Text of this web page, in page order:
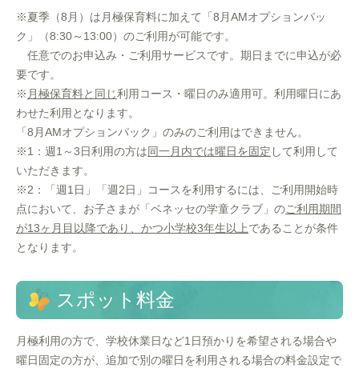
※夏季（8月）は月極保育料に加えて「8月AMオプションパッ
ク」（8:30～13:00）のご利用が可能です。
任意でのお申込み・ご利用サービスです。期日までに申込が必
要です。
※ 月極保育料と同じ利用コース・曜日のみ適用可。利用曜日にあ
わせた利用となります。
「8月AMオプションパック」のみのご利用はできません。
※1：週1～3日利用の方は同一月内では曜日を固定 して利用して
いただきます。
※2：「週1日」「週2日」コースを利用するには、ご利用開始時
点において、お子さまが「ベネッセの学童クラブ」のご利用期間
が13ヶ月目以降であり、かつ小学校3年生以上であることが条件
となります。
スポット料金
月極利用の方で、学校休業日など1日預かりを希望される場合や
曜日固定の方が、追加で別の曜日を利用される場合の料金設定で